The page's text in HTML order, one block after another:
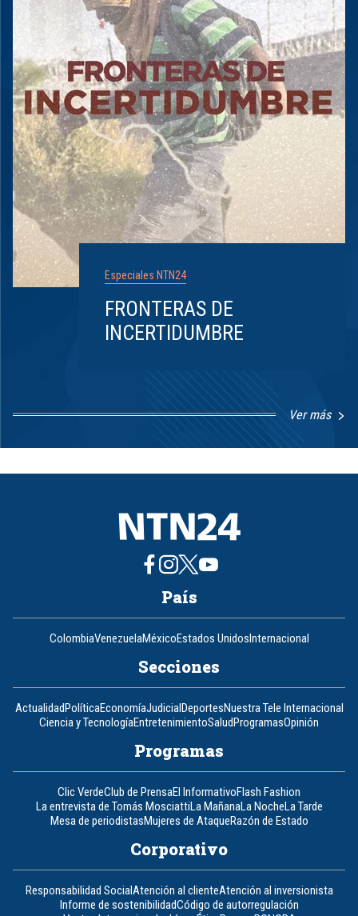
Especiales NTN24
FRONTERAS DE
INCERTIDUMBRE
Ver más
8
País
ColombiaVenezuelaMéxicoEstados UnidosInternacional
Secciones
ActualidadPolíticaEconomíaJudicialDeportesNuestra Tele Internacional
Ciencia y TecnologíaEntretenimientoSaludProgramasOpinión
Programas
Clic VerdeClub de PrensaEl InformativoFlash Fashion
La entrevista de Tomás MosciattiLa MañanaLa NocheLa Tarde
Mesa de periodistasMujeres de AtaqueRazón de Estado
Corporativo
Responsabilidad SocialAtención al clienteAtención al inversionista
Informe de sostenibilidadCódigo de autorregulación